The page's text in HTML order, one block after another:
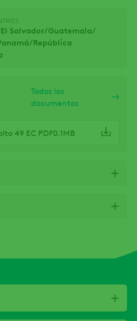
El Salvador/Guatemala/
República
Todos los
documentos
49 EC PDF0.1MB